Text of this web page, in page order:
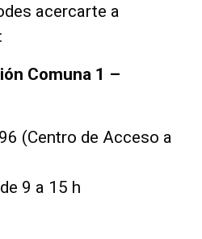
acercarte a
Comuna 1 –
(Centro de Acceso a
9 a 15 h